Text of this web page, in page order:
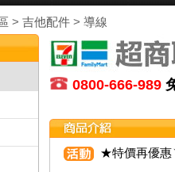
> 吉他配件 > 導線
0800-666-989
★特價再優惠